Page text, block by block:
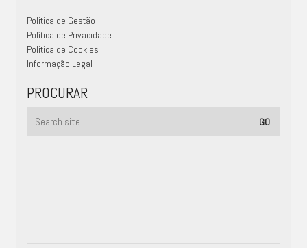
Política de Gestão
Política de Privacidade
Política de Cookies
Informação Legal
PROCURAR